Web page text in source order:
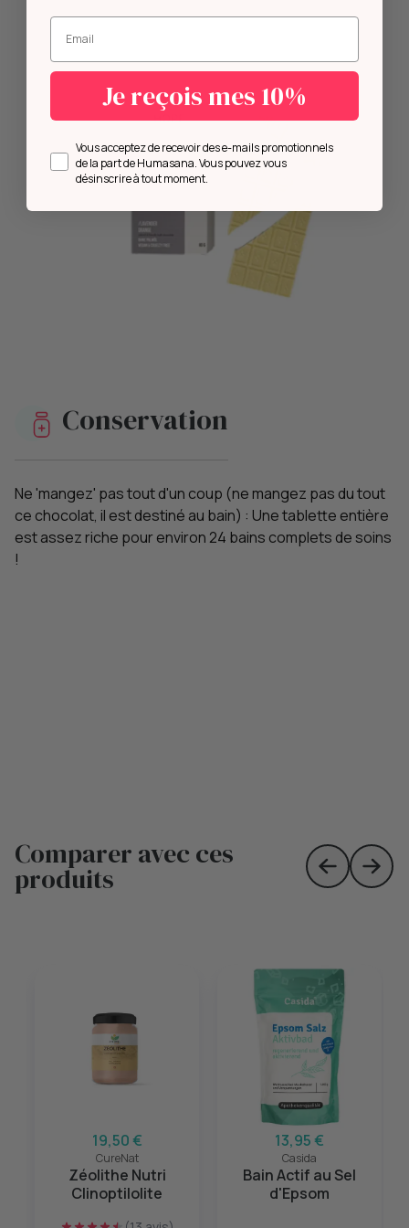
Conservation
Ne 'mangez' pas tout d'un coup (ne mangez pas du tout
ce chocolat, il est destiné au bain) : Une tablette entière
est assez riche pour environ 24 bains complets de soins
!
Comparer avec ces
produits Skip toSkip
19,50 €
CureNat
Zéolithe Nutri
Clinoptilolite
13,95 €
Casida
Bain Actif au Sel
d'Epsom
Entrez votre mail.
Je reçois mes 10%
Opt inVous acceptez de recevoir des e-mails promotionnels
de la part de Humasana. Vous pouvez vous
désinscrire à tout moment.